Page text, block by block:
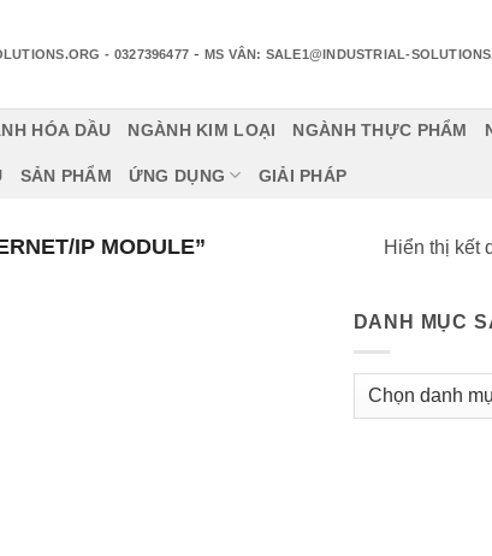
- 0327396477 -MS VÂN: SALE1@INDUSTRIAL-
HÓA DẦU NGÀNH KIM LOẠI NGÀNH THỰC PHẨM
SẢN PHẨM ỨNG DỤNG GIẢI PHÁP
IP MODULE” Hiển thị kết
DANH MỤC